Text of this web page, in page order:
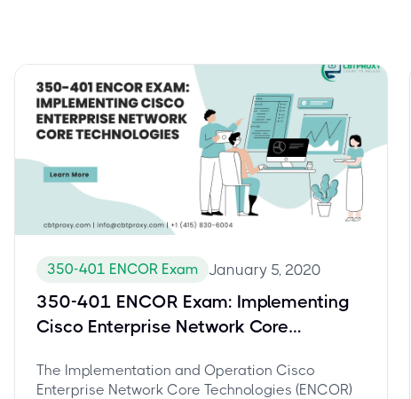
350-401 ENCOR Exam January 5, 2020
350-401 ENCOR Exam: Implementing
Cisco Enterprise Network Core
The Implementation and Operation Cisco
Enterprise Network Core Technologies (ENCOR)